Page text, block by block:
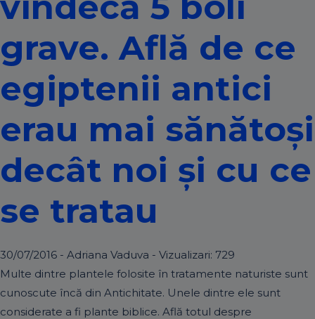
grave. Află de ce
egiptenii antici
erau mai sănătoși
decât noi și cu ce
se tratau
30/07/2016 - Adriana Vaduva - Vizualizari: 729
Multe dintre plantele folosite în tratamente naturiste sunt
cunoscute încă din Antichitate. Unele dintre ele sunt
considerate a fi plante biblice. Află totul despre